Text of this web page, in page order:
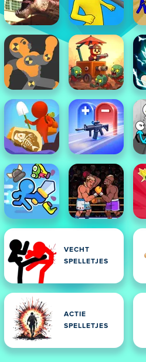
VECHT
SPELLETJES
ACTIE
SPELLETJES